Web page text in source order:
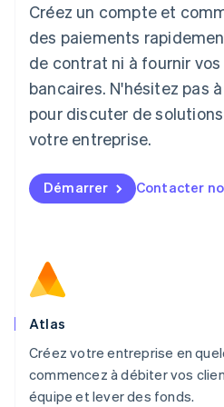
Créez un compte et
des paiements
de contrat ni à fournir
bancaires. N'hésitez pas
pour discuter de
votre entreprise.
Démarrer Contacter
Atlas
Créez votre entreprise en
commencez à débiter vos
équipe et lever des fonds.
Lettonie
English
Liechtenstein
DeutschEnglish
Lituanie
Luxembourg
FrançaisDeutschEnglish
English简体中文
Malte
English
Nouvelle-Zélande
English
NederlandsEnglish
Pologne
English